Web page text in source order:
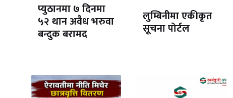
प्युठानमा ७ दिनमा
५२ थान अवैध भरुवा
बन्दुक बरामद
लुम्बिनीमा एकीकृत
सूचना पोर्टल